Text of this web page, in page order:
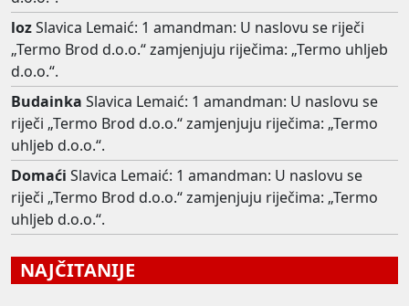
lozSlavica Lemaić: 1 amandman: U naslovu se riječi
„Termo Brod d.o.o.“ zamjenjuju riječima: „Termo uhljeb
d.o.o.“.
Budainka Slavica Lemaić: 1 amandman: U naslovu se
riječi „Termo Brod d.o.o.“ zamjenjuju riječima: „Termo
uhljeb d.o.o.“.
Domaći Slavica Lemaić: 1 amandman: U naslovu se
riječi „Termo Brod d.o.o.“ zamjenjuju riječima: „Termo
uhljeb d.o.o.“.
NAJČITANIJE